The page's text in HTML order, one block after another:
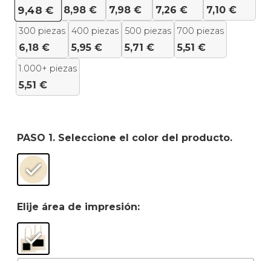
9,48 € 8,98 € 7,98 € 7,26 € 7,10 €
300 piezas
6,18 €
400 piezas
5,95 €
500 piezas
5,71 €
700 piezas
5,51 €
1.000+ piezas
5,51 €
PASO 1. Seleccione el color del producto.
Elije área de impresión: